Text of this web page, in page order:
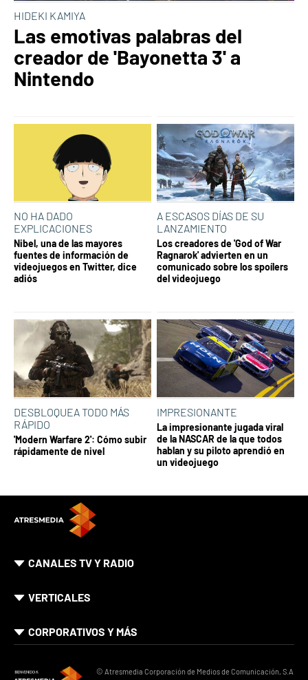
HIDEKI KAMIYA
Las emotivas palabras del
creador de 'Bayonetta 3' a
Nintendo
NO HA DADO
EXPLICACIONES
Nibel, una de las mayores
fuentes de información de
videojuegos en Twitter, dice
adiós
A ESCASOS DÍAS DE SU
LANZAMIENTO
Los creadores de 'God of War
Ragnarok' advierten en un
comunicado sobre los spoílers
del videojuego
DESBLOQUEA TODO MÁS
RÁPIDO
'Modern Warfare 2': Cómo subir
rápidamente de nivel
IMPRESIONANTE
La impresionante jugada viral
de la NASCAR de la que todos
hablan y su piloto aprendió en
un videojuego
CANALES TV Y RADIO
VERTICALES
CORPORATIVOS Y MÁS
© Atresmedia Corporación de Medios de Comunicación, S.A